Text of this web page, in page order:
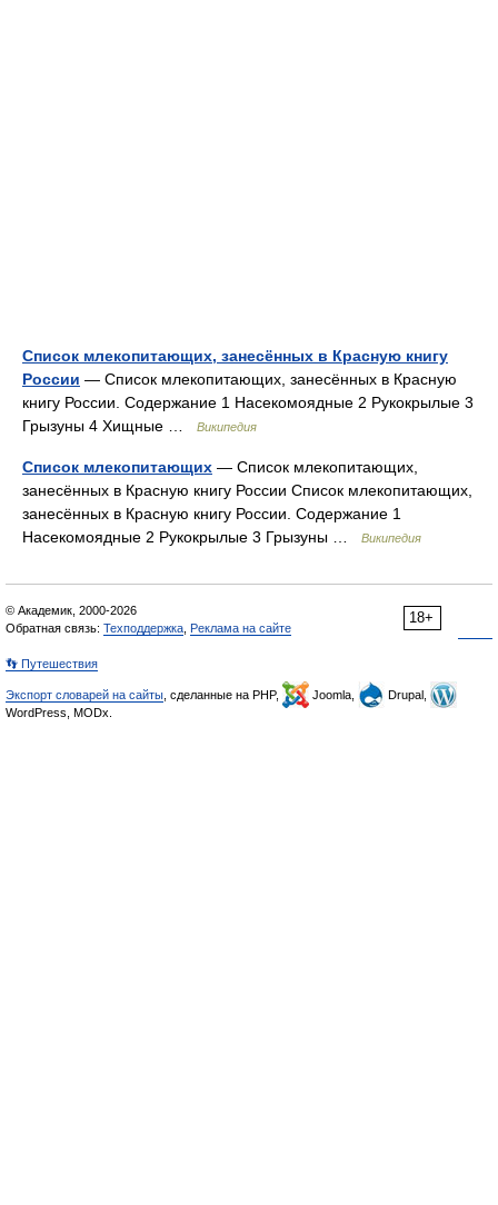
Список млекопитающих, занесённых в Красную книгу
России — Список млекопитающих, занесённых в Красную
книгу России. Содержание 1 Насекомоядные 2 Рукокрылые 3
Грызуны 4 Хищные …
Википедия
Список млекопитающих — Список млекопитающих,
занесённых в Красную книгу России Список млекопитающих,
занесённых в Красную книгу России. Содержание 1
Насекомоядные 2 Рукокрылые 3 Грызуны …
Википедия
18+
© Академик, 2000-2026
Обратная связь: Техподдержка Реклама на сайте
👣 Путешествия
Экспорт словарей на сайты , сделанные на PHP, Joomla,
Drupal,
WordPress, MODx.